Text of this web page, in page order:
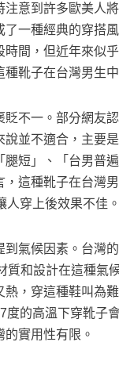
注意到許多歐美人
了一種經典的穿搭
時間，但近年來似
種靴子在台灣男生
貶不一。部分網友
說並不適合，主要
腿短」、「台男普
，這種靴子在台灣
人穿上後效果不佳。
到氣候因素。台灣
質和設計在這種氣
熱，穿這種鞋叫為
度的高溫下穿靴子
的實用性有限。